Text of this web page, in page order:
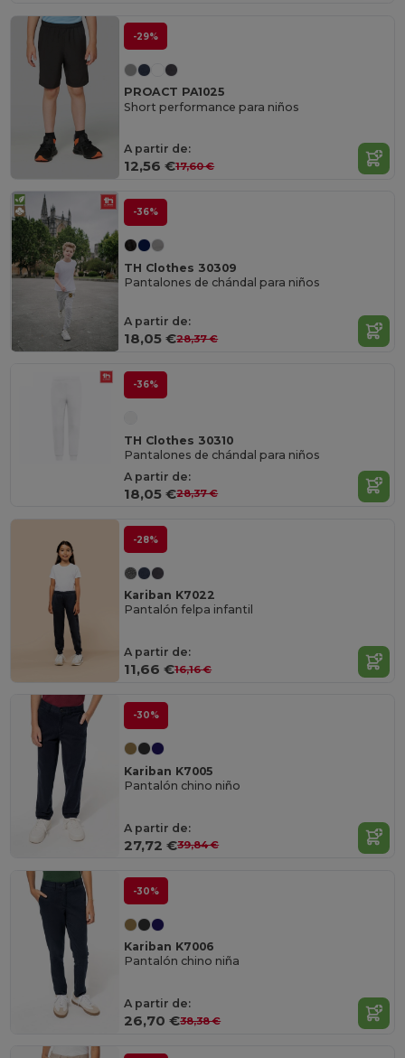
-29%
PROACT PA1025
Short performance para niños
A partir de:
12,56 €17,60 €
-36%
TH Clothes 30309
Pantalones de chándal para niños
A partir de:
18,05 €28,37 €
-36%
TH Clothes 30310
Pantalones de chándal para niños
A partir de:
18,05 €28,37 €
-28%
Kariban K7022
Pantalón felpa infantil
A partir de:
11,66 €16,16 €
-30%
Kariban K7005
Pantalón chino niño
A partir de:
27,72 €39,84 €
-30%
Kariban K7006
Pantalón chino niña
A partir de:
26,70 €38,38 €